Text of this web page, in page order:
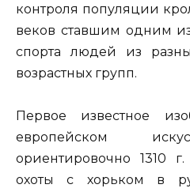
контроля популяции
веков ставшим одним
спорта людей из
возрастных групп.
Первое известное
европейском
ориентировочно 1310
охоты с хорьком в